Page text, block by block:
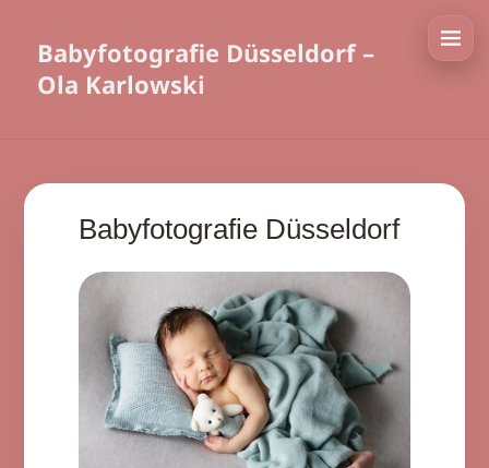
Babyfotografie Düsseldorf –
Ola Karlowski
Babyfotografie Düsseldorf